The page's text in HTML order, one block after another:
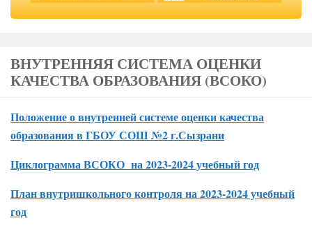
ВНУТРЕННЯЯ СИСТЕМА ОЦЕНКИ
КАЧЕСТВА ОБРАЗОВАНИЯ (ВСОКО)
Положение о внутренней системе оценки качества
образования в ГБОУ СОШ №2 г.Сызрани
Циклограмма ВСОКО на 2023-2024 учебный год
План внутришкольного контроля на 2023-2024 учебный
год